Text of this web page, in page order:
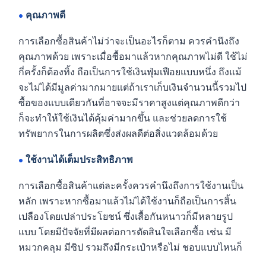
• คุณภาพดี
การเลือกซื้อสินค้าไม่ว่าจะเป็นอะไรก็ตาม ควรคำนึงถึง
คุณภาพด้วย เพราะเมื่อซื้อมาแล้วหากคุณภาพไม่ดี ใช้ไม่
กี่ครั้งก็ต้องทิ้ง ถือเป็นการใช้เงินฟุ่มเฟือยแบบหนึ่ง ถึงแม้
จะไม่ได้มีมูลค่ามากมายแต่ถ้าเราเก็บเงินจำนวนนี้รวมไป
ซื้อของแบบเดียวกันที่อาจจะมีราคาสูงแต่คุณภาพดีกว่า
ก็จะทำให้ใช้เงินได้คุ้มค่ามากขึ้น และช่วยลดการใช้
ทรัพยากรในการผลิตซึ่งส่งผลดีต่อสิ่งแวดล้อมด้วย
• ใช้งานได้เต็มประสิทธิภาพ
การเลือกซื้อสินค้าแต่ละครั้งควรคำนึงถึงการใช้งานเป็น
หลัก เพราะหากซื้อมาแล้วไม่ได้ใช้งานก็ถือเป็นการสิ้น
เปลืองโดยเปล่าประโยชน์ ซึ่งเสื้อกันหนาวก็มีหลายรูป
แบบ โดยมีปัจจัยที่มีผลต่อการตัดสินใจเลือกซื้อ เช่น มี
หมวกคลุม มีซิป รวมถึงมีกระเป๋าหรือไม่ ชอบแบบไหนก็